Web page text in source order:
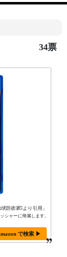
34票
球防衛軍5より引用」
シャーに帰属します。
で検索 ▶